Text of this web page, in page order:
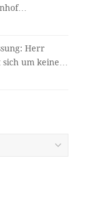
Herr
sich um keine…